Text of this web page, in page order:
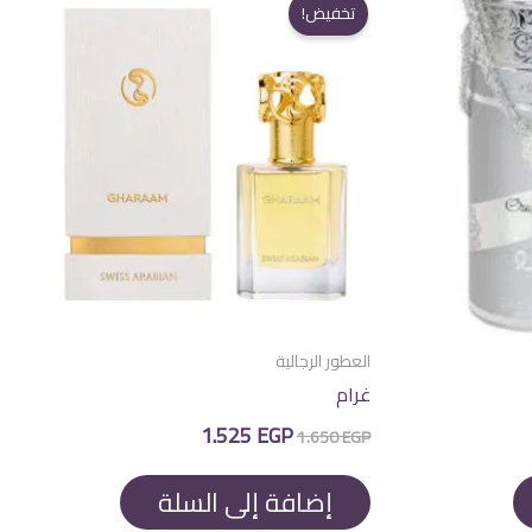
تخفيض!
العطور الرجالية
غرام
1.650EGP السعر
الأصلي
هو:
1.650 EGP.
1.525EGP
هو:
1.525 EGP.
إضافة إلى السلة